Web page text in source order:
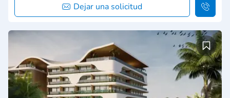
Dejar una solicitud